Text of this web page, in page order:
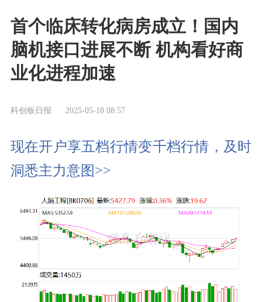
首个临床转化病房成立！国内
脑机接口进展不断 机构看好商
业化进程加速
科创板日报 2025-05-18 08:57
现在开户享五档行情变千档行情，及时
洞悉主力意图>>